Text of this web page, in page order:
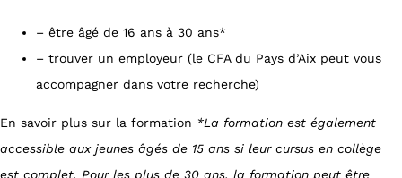
– être âgé de 16 ans à 30 ans*
– trouver un employeur (le CFA du Pays d’Aix peut vous
accompagner dans votre recherche)
En savoir plus sur la formation *La formation est également
accessible aux jeunes âgés de 15 ans si leur cursus en collège
est complet. Pour les plus de 30 ans, la formation peut être